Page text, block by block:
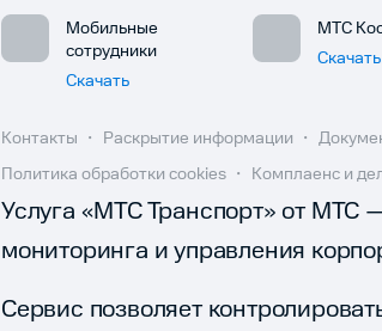
Мобильные
сотрудники
Скачать
МТС
Скачать
Контакты Раскрытие информации
Политика обработки cookies
Комплаенс и
Услуга «МТС Транспорт» от МТС
мониторинга и управления
Сервис позволяет